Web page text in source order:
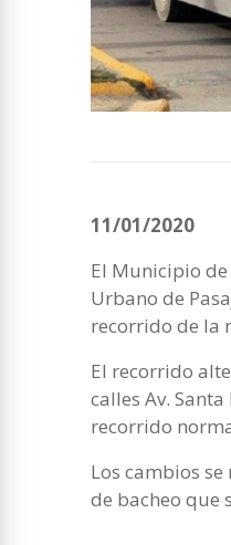
11/01/2020
El Municipio
Urbano de
recorrido de la
El recorrido
calles Av.
recorrido
Los cambios
de bacheo que